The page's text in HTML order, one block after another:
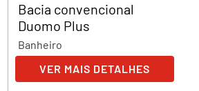
Bacia convencional
Duomo Plus
Banheiro
VER MAIS DETALHES